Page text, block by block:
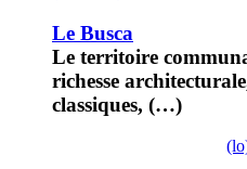
Le Busca
Le territoire
richesse
classiques, (…)